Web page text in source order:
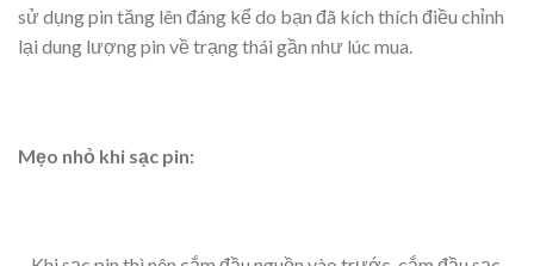
sử dụng pin tăng lên đáng kể do bạn đã kích thích điều chỉnh
lại dung lượng pin về trạng thái gần như lúc mua.
Mẹo nhỏ khi sạc pin: